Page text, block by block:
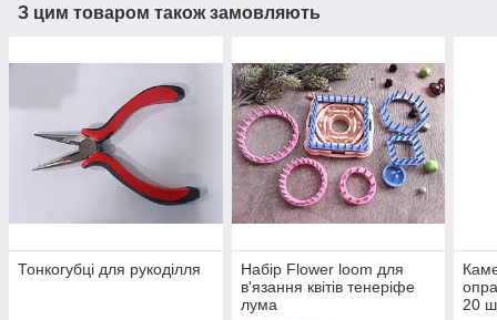
З цим товаром також замовляють
Тонкогубці для рукоділля
Набір Flower loom для
в'язання квітів тенеріфе
лума
20